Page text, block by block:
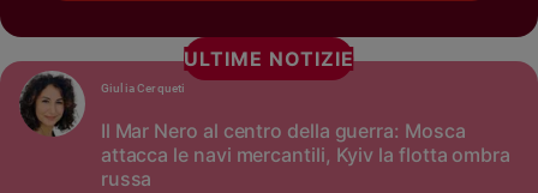
ULTIME NOTIZIE
Il Mar Nero al centro della guerra: Mosca
attacca le navi mercantili, Kyiv la flotta ombra
russa
Giulia Cerqueti